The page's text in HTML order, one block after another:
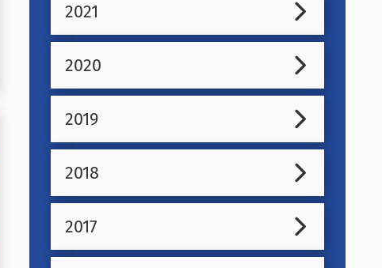
2021
2020
2019
2018
2017